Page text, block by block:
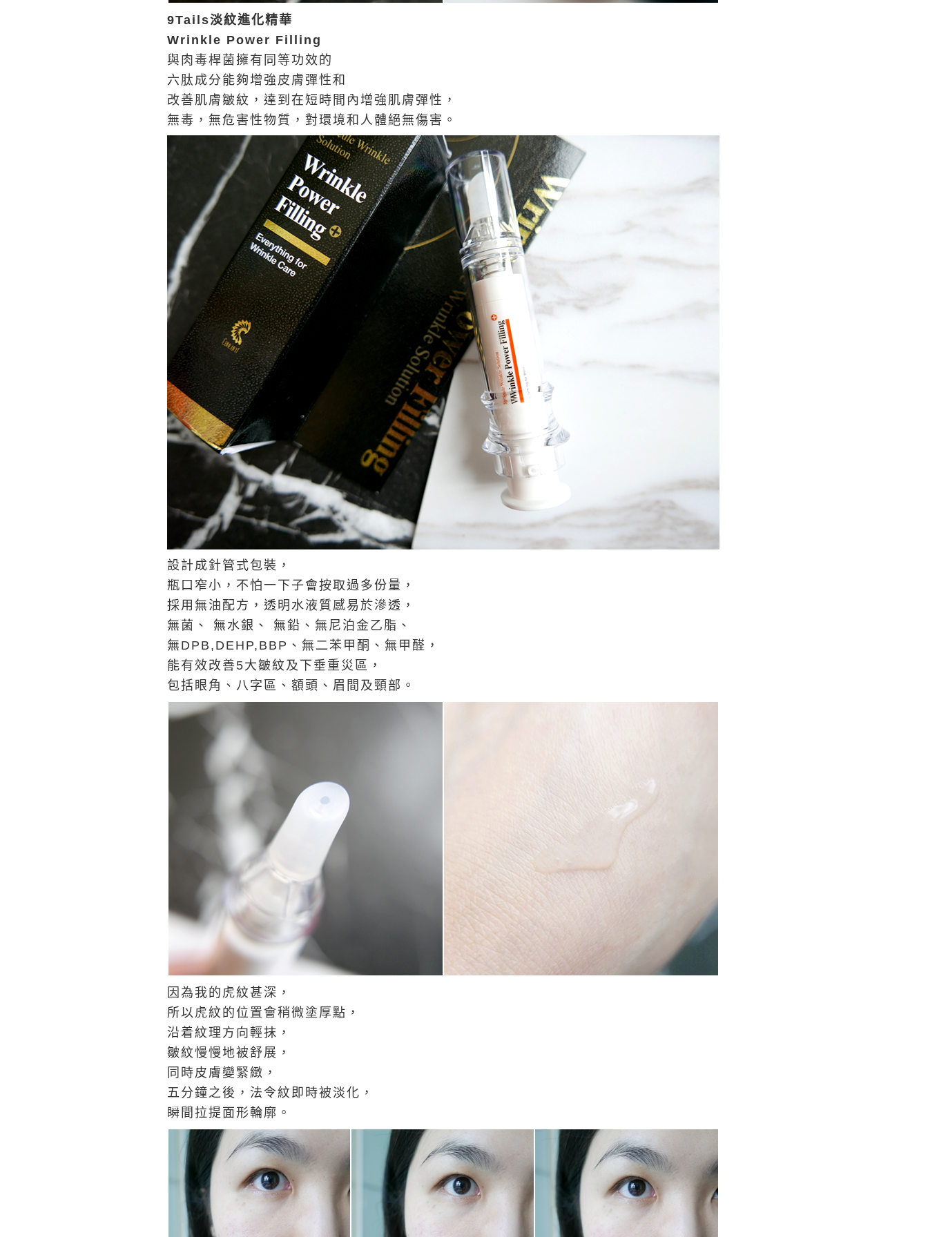
9Tails淡紋進化精華
Wrinkle Power Filling
與肉毒桿菌擁有同等功效的
六肽成分能夠增強皮膚彈性和
改善肌膚皺紋，達到在短時間內增強肌膚彈性，
無毒，無危害性物質，對環境和人體絕無傷害。
設計成針管式包裝，
瓶口窄小，不怕一下子會按取過多份量，
採用無油配方，透明水液質感易於滲透，
無菌、 無水銀、 無鉛、無尼泊金乙脂、
無DPB,DEHP,BBP、無二苯甲酮、無甲醛，
能有效改善5大皺紋及下垂重災區，
包括眼角、八字區、額頭、眉間及頸部。
因為我的虎紋甚深，
所以虎紋的位置會稍微塗厚點，
沿着紋理方向輕抹，
皺紋慢慢地被舒展，
同時皮膚變緊緻，
五分鐘之後，法令紋即時被淡化，
瞬間拉提面形輪廓。